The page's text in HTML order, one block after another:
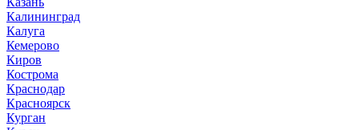
Калининград
Калуга
Кемерово
Киров
Кострома
Краснодар
Красноярск
Курган